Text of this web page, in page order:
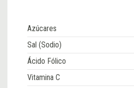
Azúcares
Sal (Sodio)
Ácido Fólico
Vitamina C